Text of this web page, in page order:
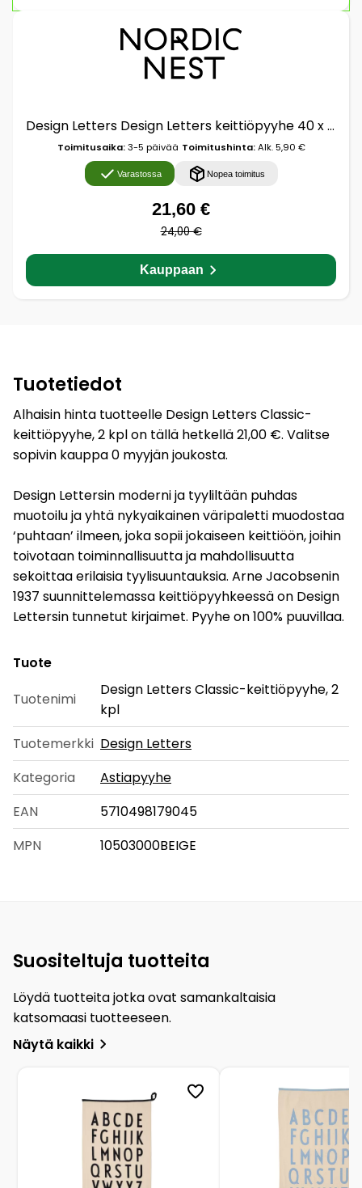
Design Letters Design Letters keittiöpyyhe 40 x 60 cm 2-pakkaus Beige
Toimitusaika:3-5 päivää Toimitushinta:Alk. 5,90 €
Varastossa Nopea toimitus
21,60 €
24,00 €
Kauppaan
Tuotetiedot
Alhaisin hinta tuotteelle Design Letters Classic-
keittiöpyyhe, 2 kpl on tällä hetkellä 21,00 €. Valitse
sopivin kauppa 0 myyjän joukosta.
Design Lettersin moderni ja tyyliltään puhdas
muotoilu ja yhtä nykyaikainen väripaletti muodostaa
‘puhtaan’ ilmeen, joka sopii jokaiseen keittiöön, joihin
toivotaan toiminnallisuutta ja mahdollisuutta
sekoittaa erilaisia tyylisuuntauksia. Arne Jacobsenin
1937 suunnittelemassa keittiöpyyhkeessä on Design
Lettersin tunnetut kirjaimet. Pyyhe on 100% puuvillaa.
Tuote
Tuotenimi
Design Letters Classic-keittiöpyyhe, 2
kpl
Tuotemerkki Design Letters
Kategoria
Astiapyyhe
EAN
5710498179045
MPN
10503000BEIGE
Suositeltuja tuotteita
Löydä tuotteita jotka ovat samankaltaisia
katsomaasi tuotteeseen.
Näytä kaikki